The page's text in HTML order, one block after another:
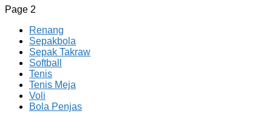
CV JAYA BERSAMA Co Id
Menyediakan Semua Perlengkapan Olahraga Yang
Page 2
Renang
Sepakbola
Sepak Takraw
Softball
Tenis
Tenis Meja
Voli
Bola Penjas